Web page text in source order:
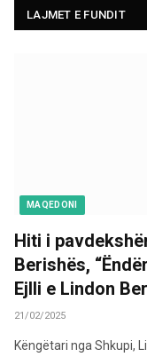
LAJMET E FUNDIT
MAQEDONI
Hiti i
Berishës,
Ejlli e Lindon
21/02/2025
Këngëtari nga Shkupi,